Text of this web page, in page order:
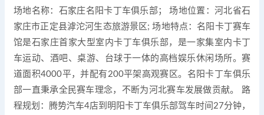
场地名称：石家庄名阳卡丁车俱乐部； 场地位置：河北省石
家庄市正定县滹沱河生态旅游景区; 场地特点：名阳卡丁赛车
馆是石家庄首家大型室内卡丁车俱乐部，是一家集室内卡丁
车运动、酒吧、桌游、台球于一体的高档娱乐休闲场所。赛
道面积4000平，并配有200平架高观赛区。名阳卡丁车俱乐
部一直秉承全民赛车理念，不断为河北赛车发展做贡献。 路
程规划：腾势汽车4店到明阳卡丁车俱乐部驾车时间27分钟，